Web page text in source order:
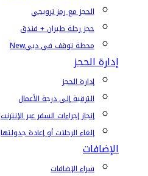
الحجز مع رمز ترويجي
حجز رحلة طيران + فندق
محطة توقف في دبيNew
إدارة الحجز
إدارة الحجز
الترقية إلى درجة الأعمال
إنجاز إجراءات السفر عبر الإنترنت
إلغاء الرحلات أو إعادة جدولتها
الإضافات
شراء الإضافات